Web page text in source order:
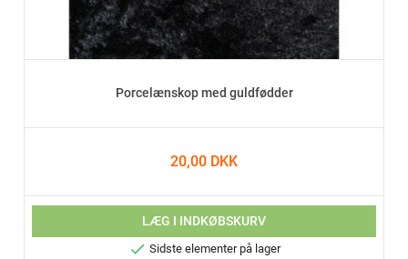
Porcelænskop med guldfødder
20,00 DKK
LÆG I INDKØBSKURV
 Sidste elementer på lager